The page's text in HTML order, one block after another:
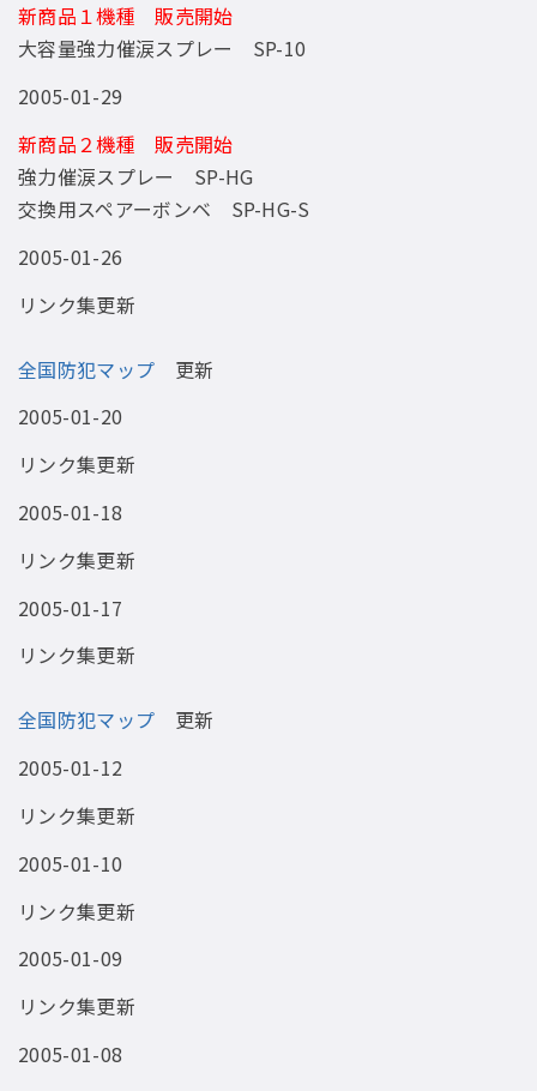
新商品１機種 販売開始
大容量強力催涙スプレー SP-10
2005-01-29
新商品２機種 販売開始
強力催涙スプレー SP-HG
交換用スペアーボンベ SP-HG-S
2005-01-26
リンク集更新
全国防犯マップ 更新
2005-01-20
リンク集更新
2005-01-18
リンク集更新
2005-01-17
リンク集更新
全国防犯マップ 更新
2005-01-12
リンク集更新
2005-01-10
リンク集更新
2005-01-09
リンク集更新
2005-01-08